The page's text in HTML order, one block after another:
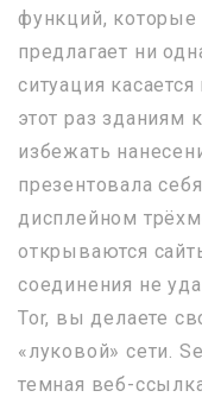
функций, которые
предлагает ни
ситуация
этот раз зданиям
избежать
презентовала
дисплейном
открываются
соединения не
Tor, вы делаете
«луковой» сети.
темная веб-